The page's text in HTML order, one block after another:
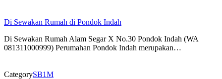
Di Sewakan Rumah di Pondok Indah
Di Sewakan Rumah Alam Segar X No.30 Pondok Indah (WA
081311000999) Perumahan Pondok Indah merupakan…
CategorySB1M